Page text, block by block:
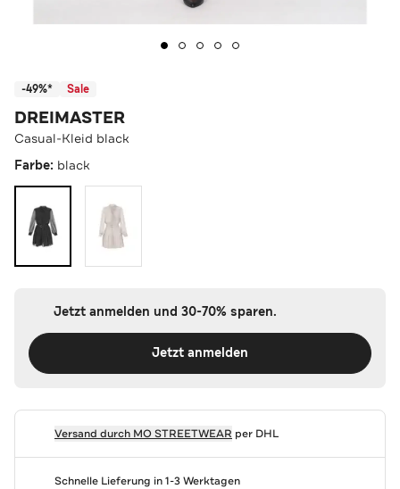
-49%* Sale
DREIMASTER
Casual-Kleid black
Farbe: black
Jetzt anmelden und 30-70% sparen.
Jetzt anmelden
Versand durch MO STREETWEAR per DHL
Schnelle Lieferung in 1-3 Werktagen